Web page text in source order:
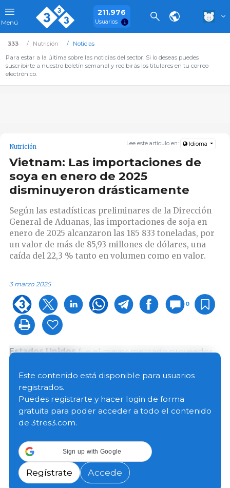
Menú
211.976
Usuarios
333 Nutrición
Noticias
Para estar a la última sobre las noticias del sector. Si lo deseas puedes
suscribirte a nuestro boletín semanal y recibirás los titulares en tu correo
electrónico.
Lee este artículo en: Idioma
Nutrición
Vietnam: Las importaciones de
soya en enero de 2025
disminuyeron drásticamente
Según las estadísticas preliminares de la Dirección
General de Aduanas, las importaciones de soja en
enero de 2025 alcanzaron las 185 833 toneladas, por
un valor de más de 85,93 millones de dólares, una
caída del 22,3 % tanto en volumen como en valor.
3 marzo 2025
0
Estados Unidosfue el mayor mercado proveedor
087 toneladas, equivalentes a casi 80,8 millones de
dólares, lo que representa el 95,3 % del volumen
total y el 94 % de la facturación total de importación
de soya del país.
que en enero de 2025 alcanzó 8069 toneladas,
equivalentes a 4,62 millones de dólares, lo que
representa más del 4,3 % del volumen total y el 5,4
% de la facturación total de importación de soja del
Este contenido está disponible para usuarios
registrados.
Puedes registrarte y hacer login de forma
gratuita para poder acceder a todo el contenido
de 3tres3.com.
Sign up with Google
Regístrate Accede